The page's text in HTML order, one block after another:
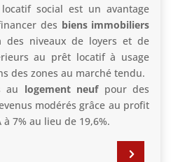
social est un avantage
des biens immobiliers
des niveaux de loyers et de
au prêt locatif à usage
des zones au marché tendu.
au logement neuf pour des
modérés grâce au profit
à 7% au lieu de 19,6%.
5